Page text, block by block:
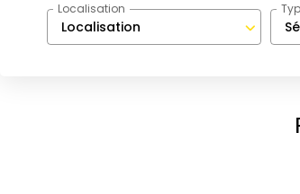
Localisation
Localisation